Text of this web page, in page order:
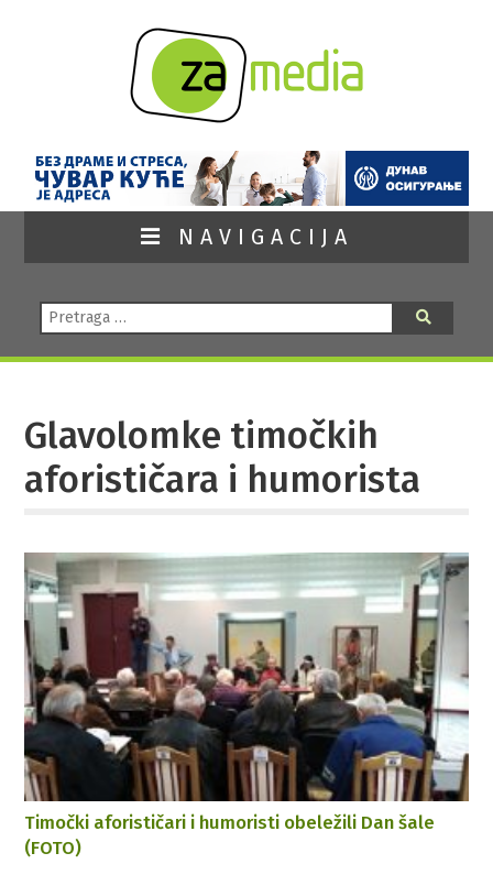
NAVIGACIJA
Pretraga:
Glavolomke timočkih
aforističara i humorista
Timočki aforističari i humoristi obeležili Dan šale
(FOTO)